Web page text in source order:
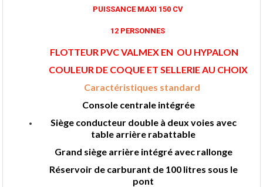
PUISSANCE MAXI 150 CV
12 PERSONNES
FLOTTEUR PVC VALMEX EN OU HYPALON
COULEUR DE COQUE ET SELLERIE AU CHOIX
Caractéristiques standard
Console centrale intégrée
Siège conducteur double à deux voies avec
table arrière rabattable
Grand siège arrière intégré avec rallonge
Réservoir de carburant de 100 litres sous le
pont